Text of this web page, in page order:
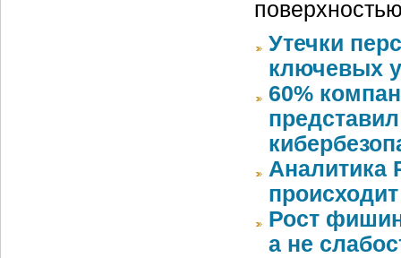
Утечки
ключевых
60%
Аналитика
Рост
а не